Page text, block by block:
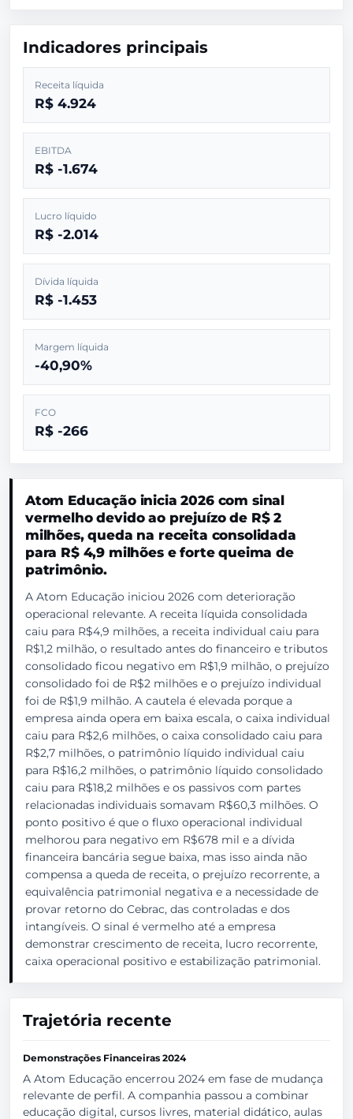
Indicadores principais
Receita líquida
R$ 4.924
EBITDA
R$ -1.674
Lucro líquido
R$ -2.014
Dívida líquida
R$ -1.453
Margem líquida
-40,90%
FCO
R$ -266
Atom Educação inicia 2026 com sinal
vermelho devido ao prejuízo de R$ 2
milhões, queda na receita consolidada
para R$ 4,9 milhões e forte queima de
patrimônio.
A Atom Educação iniciou 2026 com deterioração
operacional relevante. A receita líquida consolidada
caiu para R$4,9 milhões, a receita individual caiu para
R$1,2 milhão, o resultado antes do financeiro e tributos
consolidado ficou negativo em R$1,9 milhão, o prejuízo
consolidado foi de R$2 milhões e o prejuízo individual
foi de R$1,9 milhão. A cautela é elevada porque a
empresa ainda opera em baixa escala, o caixa individual
caiu para R$2,6 milhões, o caixa consolidado caiu para
R$2,7 milhões, o patrimônio líquido individual caiu
para R$16,2 milhões, o patrimônio líquido consolidado
caiu para R$18,2 milhões e os passivos com partes
relacionadas individuais somavam R$60,3 milhões. O
ponto positivo é que o fluxo operacional individual
melhorou para negativo em R$678 mil e a dívida
financeira bancária segue baixa, mas isso ainda não
compensa a queda de receita, o prejuízo recorrente, a
equivalência patrimonial negativa e a necessidade de
provar retorno do Cebrac, das controladas e dos
intangíveis. O sinal é vermelho até a empresa
demonstrar crescimento de receita, lucro recorrente,
caixa operacional positivo e estabilização patrimonial.
Trajetória recente
Demonstrações Financeiras 2024
A Atom Educação encerrou 2024 em fase de mudança
relevante de perfil. A companhia passou a combinar
educação digital, cursos livres, material didático, aulas